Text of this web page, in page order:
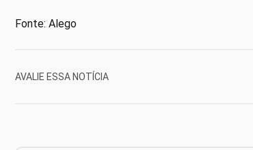
Fonte: Alego
AVALIE ESSA NOTÍCIA